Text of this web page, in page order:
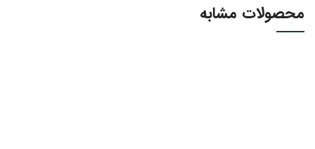
محصولات مشابه